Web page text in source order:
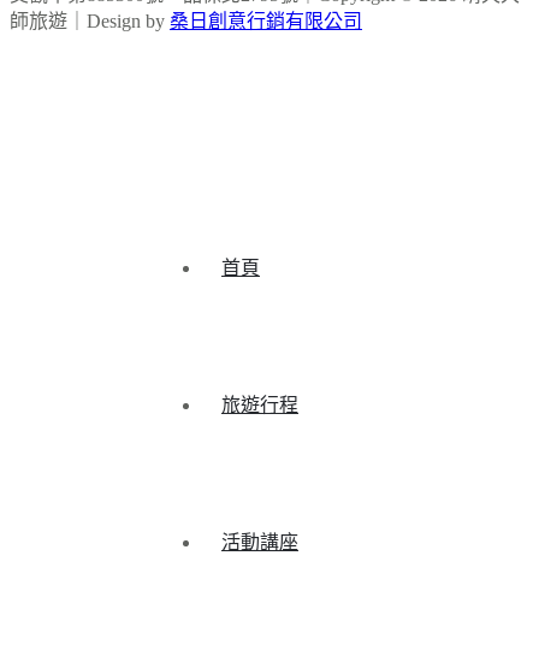
師旅遊｜Design by 桑日創意行銷有限公司
首頁
旅遊行程
活動講座